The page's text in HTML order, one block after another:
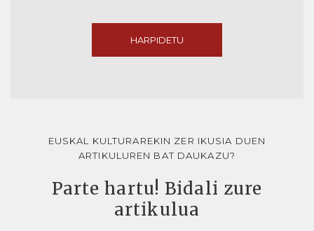
HARPIDETU
EUSKAL KULTURAREKIN ZER IKUSIA DUEN
ARTIKULUREN BAT DAUKAZU?
Parte hartu! Bidali zure
artikulua